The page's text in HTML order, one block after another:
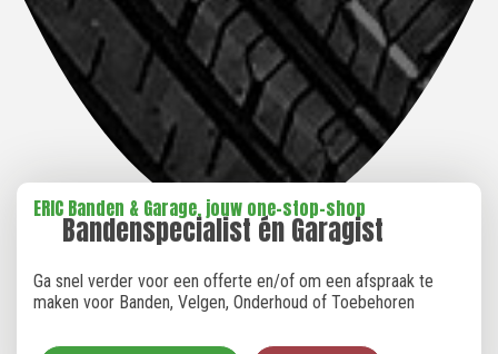
ERIC Banden & Garage, jouw one-stop-shop
Bandenspecialist én Garagist
Ga snel verder voor een offerte en/of om een afspraak te
maken voor Banden, Velgen, Onderhoud of Toebehoren